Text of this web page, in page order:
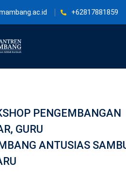
+62817881859
PENGEMBANGAN
GURU
ANTUSIAS